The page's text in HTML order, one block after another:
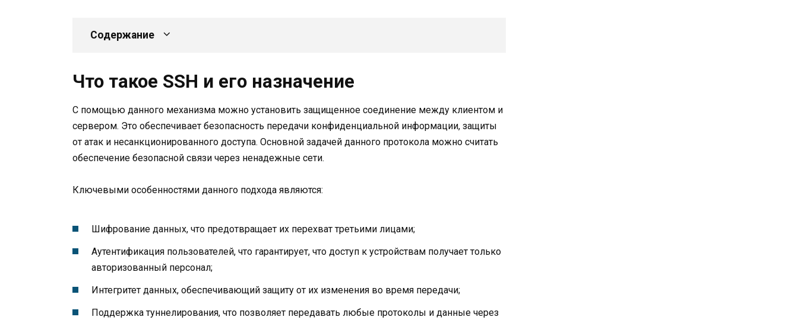
Содержание
Что такое SSH и его назначение
С помощью данного механизма можно установить защищенное соединение между клиентом и
сервером. Это обеспечивает безопасность передачи конфиденциальной информации, защиты
от атак и несанкционированного доступа. Основной задачей данного протокола можно считать
обеспечение безопасной связи через ненадежные сети.
Ключевыми особенностями данного подхода являются:
Шифрование данных, что предотвращает их перехват третьими лицами;
Аутентификация пользователей, что гарантирует, что доступ к устройствам получает только
авторизованный персонал;
Интегритет данных, обеспечивающий защиту от их изменения во время передачи;
Поддержка туннелирования, что позволяет передавать любые протоколы и данные через